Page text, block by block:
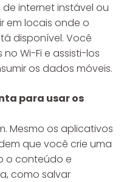
internet instável ou
em locais onde o
disponível. Você
Wi-Fi e assisti-los
os dados móveis.
para usar os
Mesmo os aplicativos
que você crie uma
o conteúdo e
como salvar